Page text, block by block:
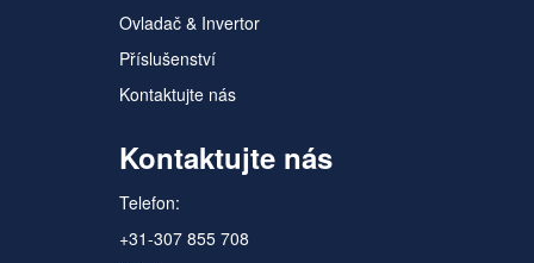
Ovladač & Invertor
Příslušenství
Kontaktujte nás
Kontaktujte nás
Telefon:
+31-307 855 708